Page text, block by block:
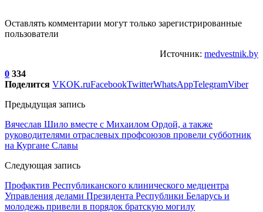
Оставлять комментарии могут только зарегистрированные
пользователи
Источник: medvestnik.by
0 334
Поделится VKOK.ruFacebookTwitterWhatsAppTelegramViber
Предыдущая запись
Вячеслав Шило вместе с Михаилом Ордой, а также
руководителями отраслевых профсоюзов провели субботник
на Кургане Славы
Следующая запись
Профактив Республиканского клинического медцентра
Управления делами Президента Республики Беларусь и
молодежь привели в порядок братскую могилу